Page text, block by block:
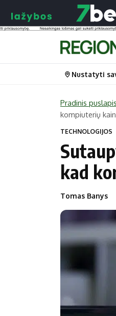
Portalas
Pradinis puslapis
Savivaldybės
Naujausi
Pasaulis
Politika
Dirbtinis intelektas
Nustatyti
Pradinis puslapis
kompiuterių
TECHNOLOGIJOS
kad
Tomas Banys